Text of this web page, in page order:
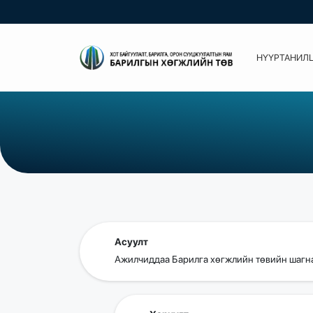
НҮҮР
Асуулт
Ажилчиддаа Барилга хөгжлийн төвийн